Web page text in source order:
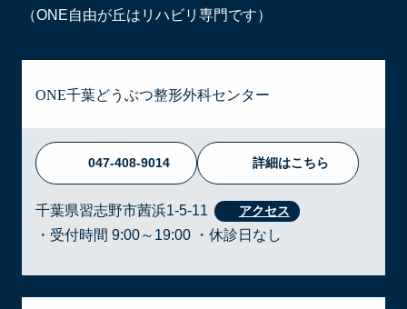
（ONE自由が丘はリハビリ専門です）
ONE千葉どうぶつ整形外科センター
047-408-9014 詳細はこちら
千葉県習志野市茜浜1-5-11
・受付時間 9:00～19:00 ・休診日なし